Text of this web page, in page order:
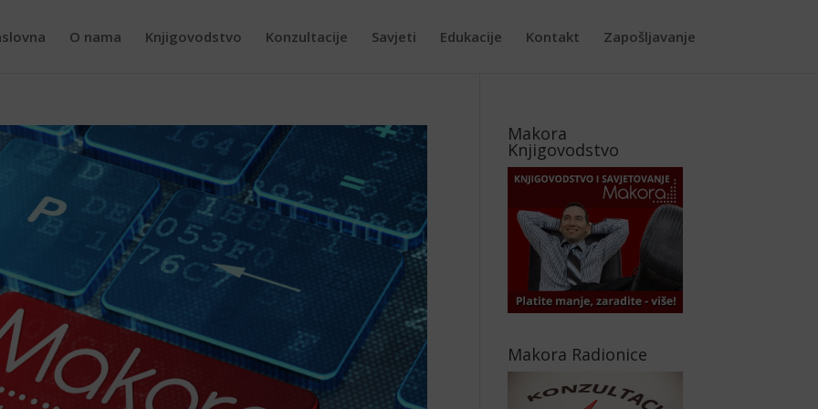
O nama Knjigovodstvo Konzultacije Savjeti Edukacije Kontakt Zapošljavanje
Makora
Knjigovodstvo
Makora Radionice